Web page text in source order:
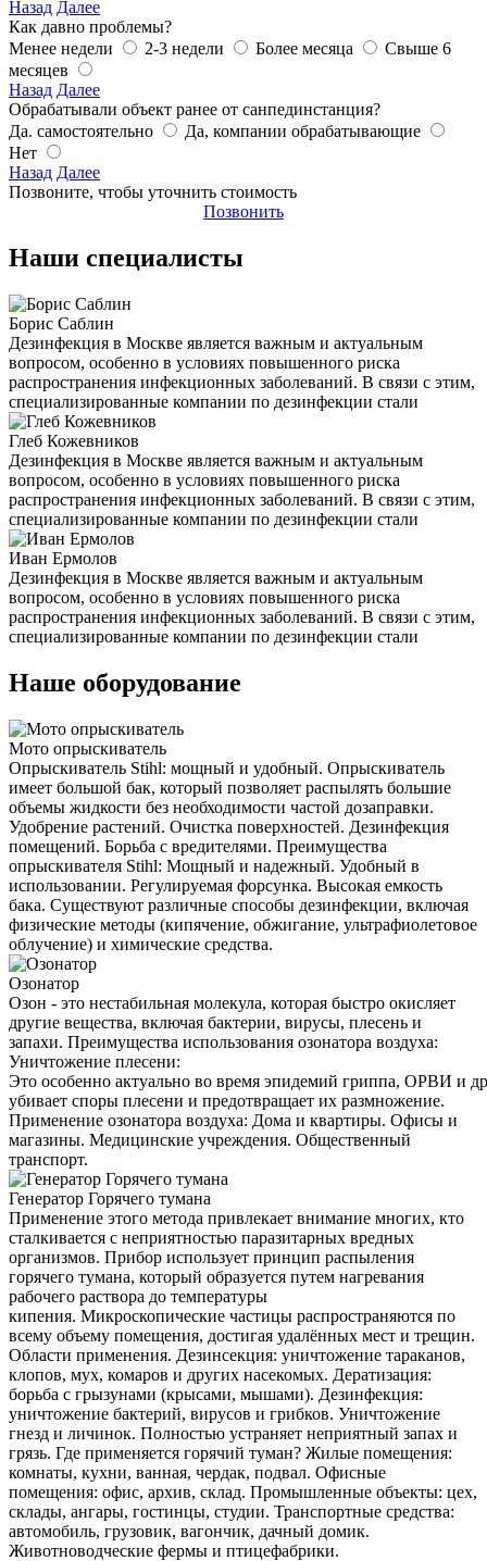
Назад Далее
Как давно проблемы?
Менее недели
2-3 недели Более месяца
Свыше 6
месяцев
Назад Далее
Обрабатывали объект ранее от санпединстанция?
Да. самостоятельно
Да, компании обрабатывающие
Нет
Назад Далее
Позвоните, чтобы уточнить стоимость
Позвонить
Наши специалисты
Борис Саблин
Дезинфекция в Москве является важным и актуальным
вопросом, особенно в условиях повышенного риска
распространения инфекционных заболеваний. В связи с этим,
специализированные компании по дезинфекции стали
Глеб Кожевников
Дезинфекция в Москве является важным и актуальным
вопросом, особенно в условиях повышенного риска
распространения инфекционных заболеваний. В связи с этим,
специализированные компании по дезинфекции стали
Иван Ермолов
Дезинфекция в Москве является важным и актуальным
вопросом, особенно в условиях повышенного риска
распространения инфекционных заболеваний. В связи с этим,
специализированные компании по дезинфекции стали
Наше оборудование
Мото опрыскиватель
Опрыскиватель Stihl: мощный и удобный. Опрыскиватель
имеет большой бак, который позволяет распылять большие
объемы жидкости без необходимости частой дозаправки.
Удобрение растений. Очистка поверхностей. Дезинфекция
помещений. Борьба с вредителями. Преимущества
опрыскивателя Stihl: Мощный и надежный. Удобный в
использовании. Регулируемая форсунка. Высокая емкость
бака. Существуют различные способы дезинфекции, включая
физические методы (кипячение, обжигание, ультрафиолетовое
облучение) и химические средства.
Озонатор
Озон - это нестабильная молекула, которая быстро окисляет
другие вещества, включая бактерии, вирусы, плесень и
запахи. Преимущества использования озонатора воздуха:
Уничтожение плесени:
Это особенно актуально во время эпидемий гриппа, ОРВИ и
убивает споры плесени и предотвращает их размножение.
Применение озонатора воздуха: Дома и квартиры. Офисы и
магазины. Медицинские учреждения. Общественный
транспорт.
Генератор Горячего тумана
Применение этого метода привлекает внимание многих, кто
сталкивается с неприятностью паразитарных вредных
организмов. Прибор использует принцип распыления
горячего тумана, который образуется путем нагревания
рабочего раствора до температуры
кипения. Микроскопические частицы распространяются по
всему объему помещения, достигая удалённых мест и трещин.
Области применения. Дезинсекция: уничтожение тараканов,
клопов, мух, комаров и других насекомых. Дератизация:
борьба с грызунами (крысами, мышами). Дезинфекция:
уничтожение бактерий, вирусов и грибков. Уничтожение
гнезд и личинок. Полностью устраняет неприятный запах и
грязь. Где применяется горячий туман? Жилые помещения:
комнаты, кухни, ванная, чердак, подвал. Офисные
помещения: офис, архив, склад. Промышленные объекты: цех,
склады, ангары, гостинцы, студии. Транспортные средства:
автомобиль, грузовик, вагончик, дачный домик.
Животноводческие фермы и птицефабрики.